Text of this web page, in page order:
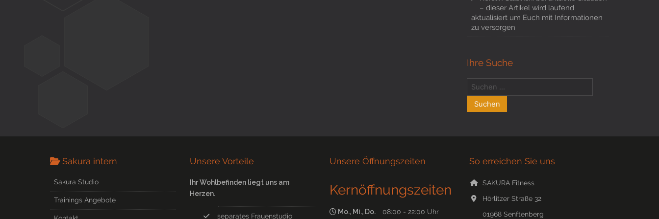
– dieser Artikel wird laufend
aktualisiert um Euch mit Informationen
zu versorgen
Ihre Suche
Sakura intern
Sakura Studio
Trainings Angebote
Unsere Vorteile
Ihr Wohlbefinden liegt uns am
Herzen.
separates Frauenstudio
Unsere Öffnungszeiten
Kernöffnungszeiten
Mo., Mi., Do. 08:00 - 22:00 Uhr
So erreichen Sie uns
SAKURA Fitness
Hörlitzer Straße 32
01968 Senftenberg